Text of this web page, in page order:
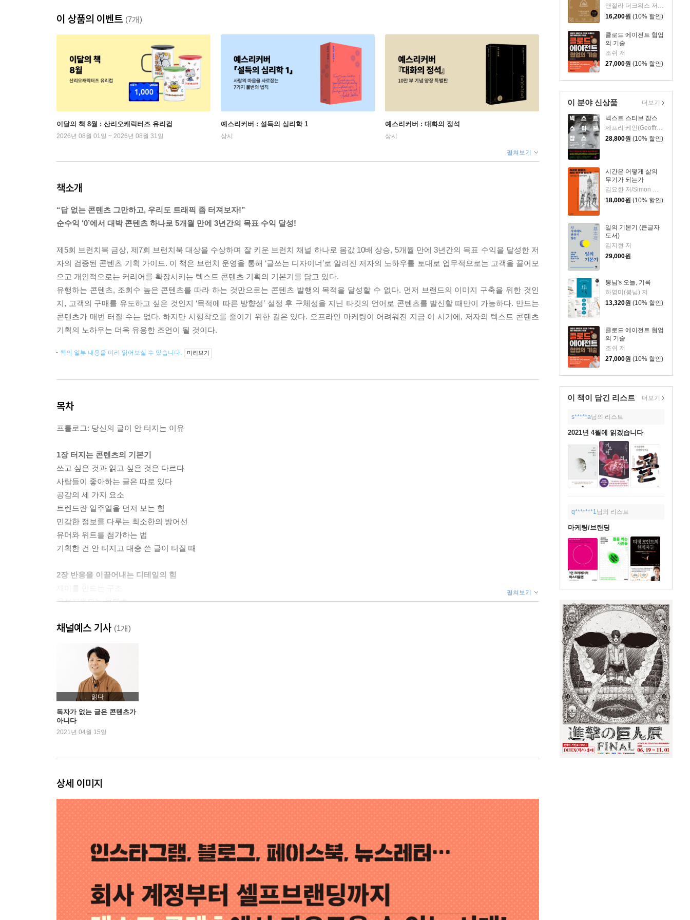
앤절라 더크워스 저/김미정 역
16,200원 (10% 할인)
클로드 에이전트 협업
의 기술
조쉬 저
27,000원 (10% 할인)
이 분야 신상품
넥스트 스티브 잡스
28,800원 (10% 할인)
시간은 어떻게 삶의
무기가 되는가
18,000원 (10% 할인)
일의 기본기 (큰글자
도서)
김지현 저
29,000원
봉님's 오늘, 기록
하영미(봉님) 저
13,320원 (10% 할인)
클로드 에이전트 협업
의 기술
조쉬 저
27,000원 (10% 할인)
더보기
이 책이 담긴 리스트 더보기
s*****a님의 리스트
2021년 4월에 읽겠습니다
q*******1님의 리스트
마케팅/브랜딩
이 상품의 이벤트 (7개)
이달의 책 8월 : 산리오캐릭터즈 유리컵
2026년 08월 01일 ~ 2026년 08월 31일
예스리커버 : 설득의 심리학 1
상시
예스리커버 : 대화의 정석
상시
펼쳐보기
책소개
“답 없는 콘텐츠 그만하고, 우리도 트래픽 좀 터져보자!”
순수익 ‘0’에서 대박 콘텐츠 하나로 5개월 만에 3년간의 목표 수익 달성!
제5회 브런치북 금상, 제7회 브런치북 대상을 수상하며 잘 키운 브런치 채널 하나로 몸값 10배 상승, 5개월 만에 3년간의 목표 수익을 달성한 저
자의 검증된 콘텐츠 기획 가이드. 이 책은 브런치 운영을 통해 ‘글쓰는 디자이너’로 알려진 저자의 노하우를 토대로 업무적으로는 고객을 끌어모
으고 개인적으로는 커리어를 확장시키는 텍스트 콘텐츠 기획의 기본기를 담고 있다.
유행하는 콘텐츠, 조회수 높은 콘텐츠를 따라 하는 것만으로는 콘텐츠 발행의 목적을 달성할 수 없다. 먼저 브랜드의 이미지 구축을 위한 것인
지, 고객의 구매를 유도하고 싶은 것인지 ‘목적에 따른 방향성’ 설정 후 구체성을 지닌 타깃의 언어로 콘텐츠를 발신할 때만이 가능하다. 만드는
콘텐츠가 매번 터질 수는 없다. 하지만 시행착오를 줄이기 위한 길은 있다. 오프라인 마케팅이 어려워진 지금 이 시기에, 저자의 텍스트 콘텐츠
기획의 노하우는 더욱 유용한 조언이 될 것이다.
책의 일부 내용을 미리 읽어보실 수 있습니다. 미리보기
목차
프롤로그: 당신의 글이 안 터지는 이유
1장 터지는 콘텐츠의 기본기
쓰고 싶은 것과 읽고 싶은 것은 다르다
사람들이 좋아하는 글은 따로 있다
공감의 세 가지 요소
트렌드란 일주일을 먼저 보는 힘
민감한 정보를 다루는 최소한의 방어선
유머와 위트를 첨가하는 법
기획한 건 안 터지고 대충 쓴 글이 터질 때
2장 반응을 이끌어내는 디테일의 힘
육성지원되는 콘텐츠
새벽 감성 활용법
문자는 그림을 품고 있다
페르소나의 언어로 전달한다
3장 읽혀야 글이다
안 읽히는 문장의 특징들
길게 써도 잘 읽히는 법
글의 역할, 말의 역할
4장 목적에 충실한 텍스트 설계
오해를 예방하는 장치들
기억할 것만 기억하게 한다
사회적 기업의 콘텐츠
업계 특성을 살리는 톤 잡기
제품이나 서비스를 위한 설명문
5장 일잘러의 글쓰기
메일도 결국 글쓰기다
펼쳐보기
채널예스 기사 (1개)
읽다
독자가 없는 글은 콘텐츠가
아니다
2021년 04월 15일
상세 이미지